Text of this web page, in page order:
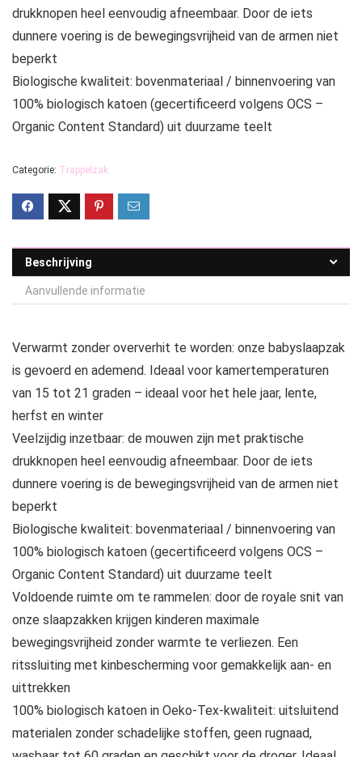
drukknopen heel eenvoudig afneembaar. Door de iets
dunnere voering is de bewegingsvrijheid van de armen niet
beperkt
Biologische kwaliteit: bovenmateriaal / binnenvoering van
100% biologisch katoen (gecertificeerd volgens OCS –
Organic Content Standard) uit duurzame teelt
Categorie: Trappelzak
Beschrijving
Aanvullende informatie
Verwarmt zonder oververhit te worden: onze babyslaapzak
is gevoerd en ademend. Ideaal voor kamertemperaturen
van 15 tot 21 graden – ideaal voor het hele jaar, lente,
herfst en winter
Veelzijdig inzetbaar: de mouwen zijn met praktische
drukknopen heel eenvoudig afneembaar. Door de iets
dunnere voering is de bewegingsvrijheid van de armen niet
beperkt
Biologische kwaliteit: bovenmateriaal / binnenvoering van
100% biologisch katoen (gecertificeerd volgens OCS –
Organic Content Standard) uit duurzame teelt
Voldoende ruimte om te rammelen: door de royale snit van
onze slaapzakken krijgen kinderen maximale
bewegingsvrijheid zonder warmte te verliezen. Een
ritssluiting met kinbescherming voor gemakkelijk aan- en
uittrekken
100% biologisch katoen in Oeko-Tex-kwaliteit: uitsluitend
materialen zonder schadelijke stoffen, geen rugnaad,